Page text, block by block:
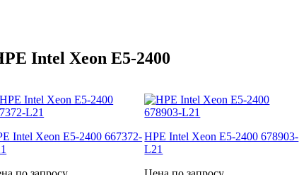
Intel Xeon E5-2400
Intel Xeon E5-2400 667372-HPE Intel Xeon E5-2400 678903-
L21